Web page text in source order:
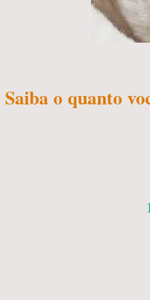
Saiba o quanto